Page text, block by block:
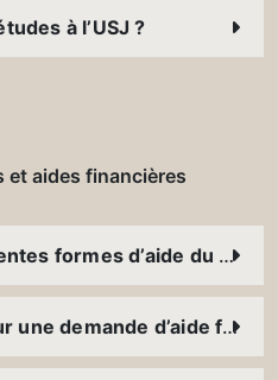
à l’USJ ?
et aides financières
Quelles sont les différentes formes d’aide du Service social ? Est-ce que je peux bénéficier de plusieurs aides en même temps ?
Comment postuler pour une demande d’aide financière ?